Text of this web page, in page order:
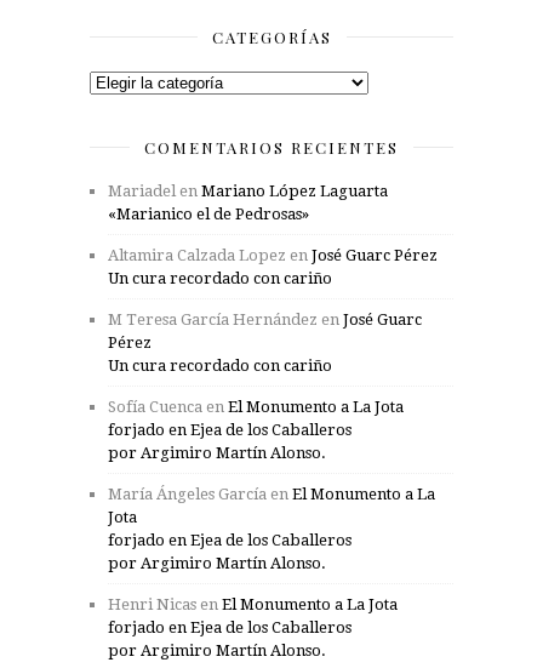
CATEGORÍAS
Categorías
COMENTARIOS RECIENTES
Mariadel en Mariano López Laguarta
«Marianico el de Pedrosas»
Altamira Calzada Lopez en José Guarc Pérez
Un cura recordado con cariño
M Teresa García Hernández en José Guarc
Pérez
Un cura recordado con cariño
Sofía Cuenca en El Monumento a La Jota
forjado en Ejea de los Caballeros
por Argimiro Martín Alonso.
María Ángeles García en El Monumento a La
Jota
forjado en Ejea de los Caballeros
por Argimiro Martín Alonso.
Henri Nicas en El Monumento a La Jota
forjado en Ejea de los Caballeros
por Argimiro Martín Alonso.